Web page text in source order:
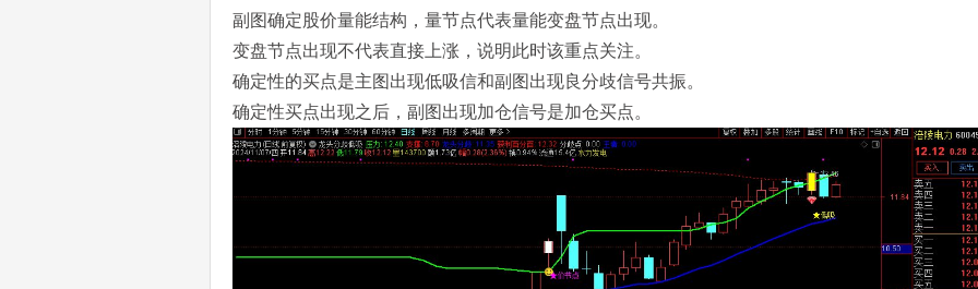
副图确定股价量能结构，量节点代表量能变盘节点出现。
变盘节点出现不代表直接上涨，说明此时该重点关注。
确定性的买点是主图出现低吸信和副图出现良分歧信号共振。
确定性买点出现之后，副图出现加仓信号是加仓买点。